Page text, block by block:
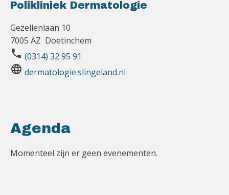
Polikliniek Dermatologie
Gezellenlaan 10
7005 AZ Doetinchem
phone (0314) 32 95 91
language dermatologie.slingeland.nl
Agenda
Momenteel zijn er geen evenementen.